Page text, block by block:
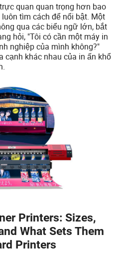
quan quan trọng hơn bao
tìm cách để nổi bật. Một
qua các biểu ngữ lớn, bắt
hỏi, "Tôi có cần một máy in
nghiệp của mình không?"
cạnh khác nhau của in ấn khổ
Printers: Sizes,
What Sets Them
Printers